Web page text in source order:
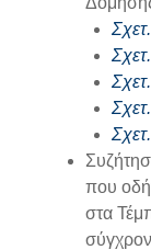
που
στα